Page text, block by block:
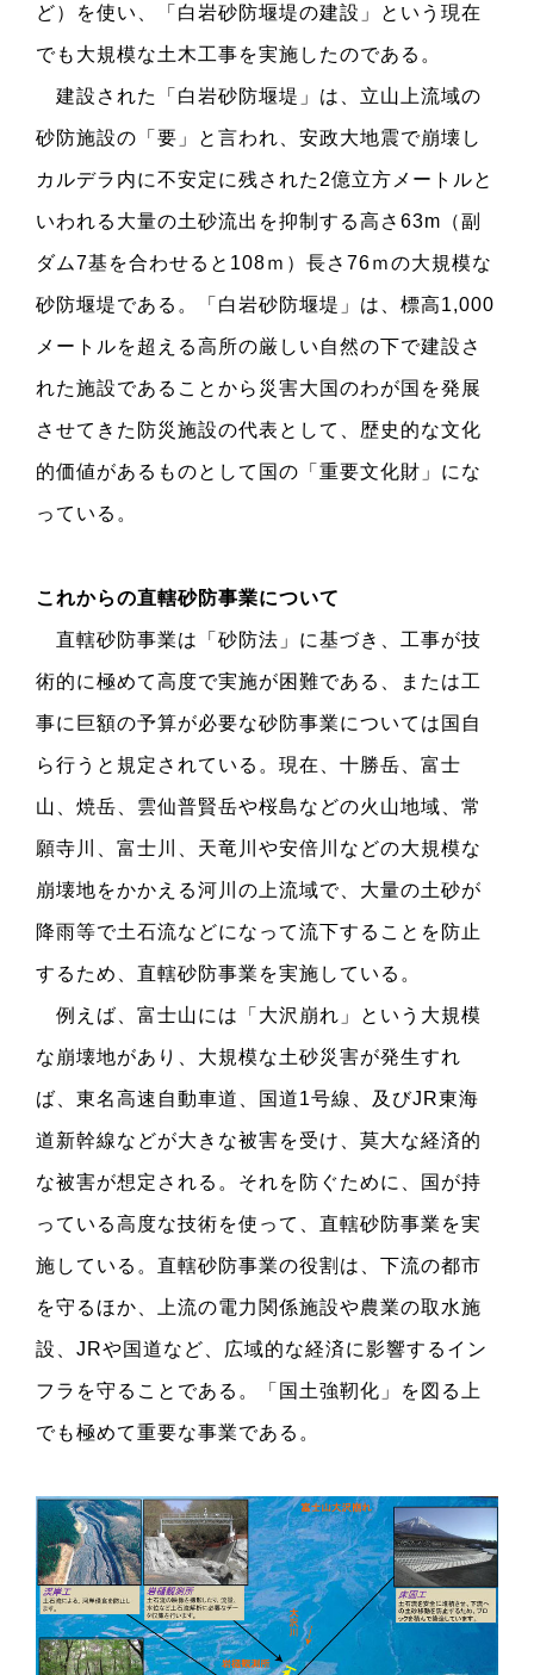
ど）を使い、「白岩砂防堰堤の建設」という現在
でも大規模な土木工事を実施したのである。
建設された「白岩砂防堰堤」は、立山上流域の
砂防施設の「要」と言われ、安政大地震で崩壊し
カルデラ内に不安定に残された2億立方メートルと
いわれる大量の土砂流出を抑制する高さ63m（副
ダム7基を合わせると108ｍ）長さ76ｍの大規模な
砂防堰堤である。「白岩砂防堰堤」は、標高1,000
メートルを超える高所の厳しい自然の下で建設さ
れた施設であることから災害大国のわが国を発展
させてきた防災施設の代表として、歴史的な文化
的価値があるものとして国の「重要文化財」にな
っている。
これからの直轄砂防事業について
直轄砂防事業は「砂防法」に基づき、工事が技
術的に極めて高度で実施が困難である、または工
事に巨額の予算が必要な砂防事業については国自
ら行うと規定されている。現在、十勝岳、富士
山、焼岳、雲仙普賢岳や桜島などの火山地域、常
願寺川、富士川、天竜川や安倍川などの大規模な
崩壊地をかかえる河川の上流域で、大量の土砂が
降雨等で土石流などになって流下することを防止
するため、直轄砂防事業を実施している。
例えば、富士山には「大沢崩れ」という大規模
な崩壊地があり、大規模な土砂災害が発生すれ
ば、東名高速自動車道、国道1号線、及びJR東海
道新幹線などが大きな被害を受け、莫大な経済的
な被害が想定される。それを防ぐために、国が持
っている高度な技術を使って、直轄砂防事業を実
施している。直轄砂防事業の役割は、下流の都市
を守るほか、上流の電力関係施設や農業の取水施
設、JRや国道など、広域的な経済に影響するイン
フラを守ることである。「国土強靭化」を図る上
でも極めて重要な事業である。